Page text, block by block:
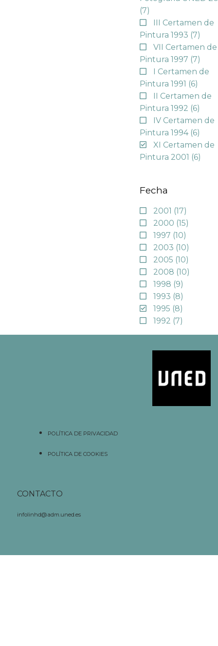
(7)
III Certamen de
Pintura 1993 (7)
VII Certamen de
Pintura 1997 (7)
I Certamen de
Pintura 1991 (6)
II Certamen de
Pintura 1992 (6)
IV Certamen de
Pintura 1994 (6)
XI Certamen de
Pintura 2001 (6)
Fecha
2001 (17)
2000 (15)
1997 (10)
2003 (10)
2005 (10)
2008 (10)
1998 (9)
1993 (8)
1995 (8)
1992 (7)
POLÍTICA DE PRIVACIDAD
POLÍTICA DE COOKIES
CONTACTO
infolinhd@adm.uned.es